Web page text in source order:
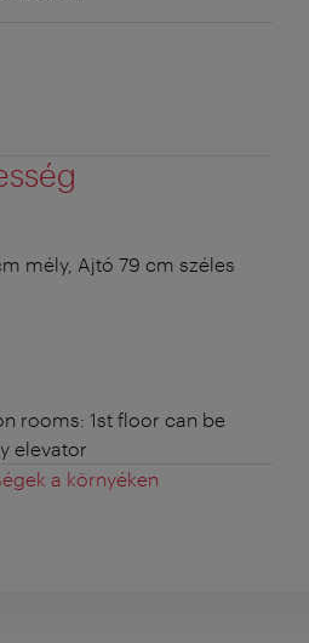
mély, Ajtó 79 cm széles
rooms: 1st floor can be
elevator
a környéken